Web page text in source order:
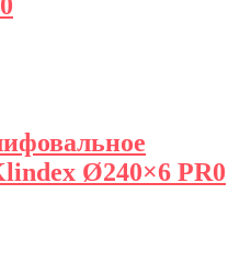
Ø240×6 PR0